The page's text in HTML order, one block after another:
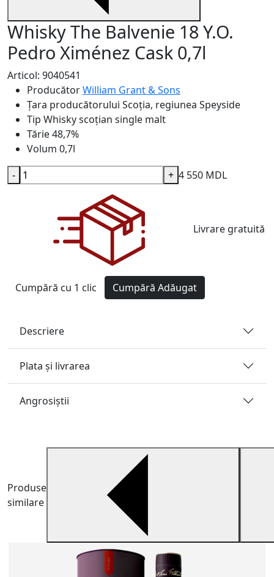
Whisky The Balvenie 18 Y.O.
Pedro Ximénez Cask 0,7l
Articol: 9040541
ProducătorWilliam Grant & Sons
Țara producătorului Scoția, regiunea Speyside
Tip Whisky scoțian single malt
Tărie48,7%
Volum 0,7l
4 550 MDL
- +
Livrare gratuită
Cumpără cu 1 clic Cumpără Adăugat
Descriere
Plata și livrarea
Angrosiştii
Produse
similare